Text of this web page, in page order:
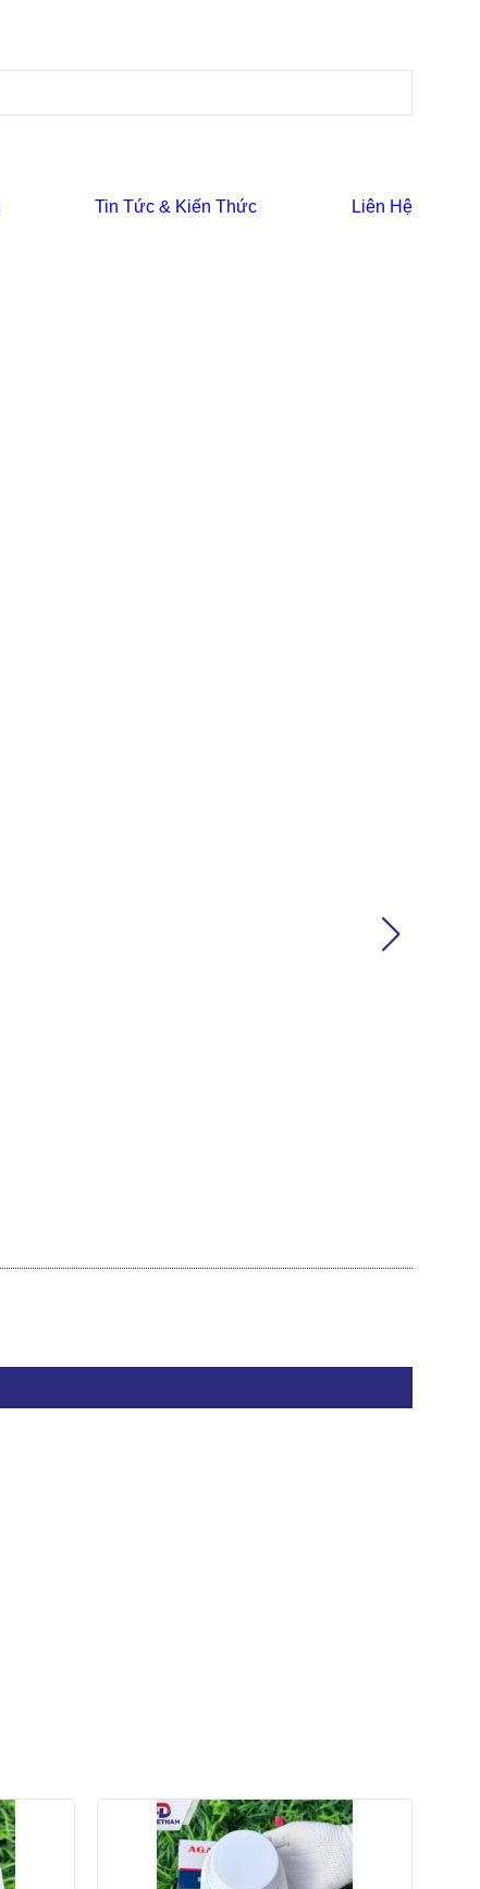
Tin Tức & Kiến Thức
Liên Hệ